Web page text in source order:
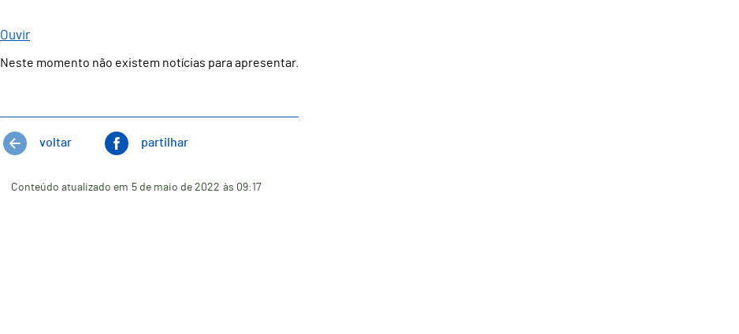
Ouvir
Neste momento não existem notícias para apresentar.
voltar partilhar
Conteúdo atualizado em 5 de maio de 2022 às 09:17